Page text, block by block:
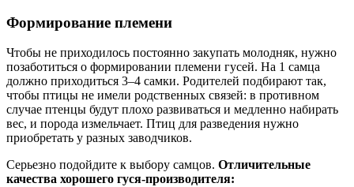
Формирование племени
Чтобы не приходилось постоянно закупать молодняк, нужно
позаботиться о формировании племени гусей. На 1 самца
должно приходиться 3–4 самки. Родителей подбирают так,
чтобы птицы не имели родственных связей: в противном
случае птенцы будут плохо развиваться и медленно набирать
вес, и порода измельчает. Птиц для разведения нужно
приобретать у разных заводчиков.
Серьезно подойдите к выбору самцов. Отличительные
качества хорошего гуся-производителя: